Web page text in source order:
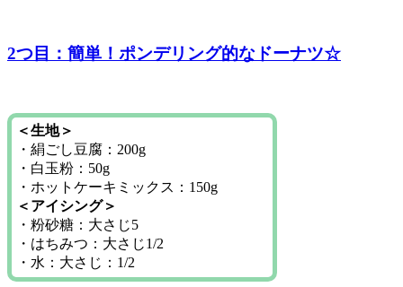
2つ目：簡単！ポンデリング的なドーナツ☆
＜生地＞
・絹ごし豆腐：200g
・白玉粉：50g
・ホットケーキミックス：150g
＜アイシング＞
・粉砂糖：大さじ5
・はちみつ：大さじ1/2
・水：大さじ：1/2